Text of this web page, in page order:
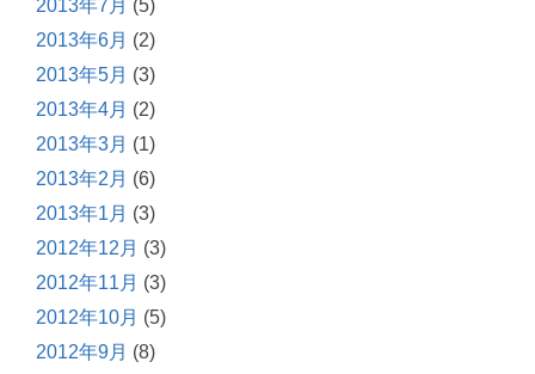
2013年7月 (5)
2013年6月 (2)
2013年5月 (3)
2013年4月 (2)
2013年3月 (1)
2013年2月 (6)
2013年1月 (3)
2012年12月 (3)
2012年11月 (3)
2012年10月 (5)
2012年9月 (8)